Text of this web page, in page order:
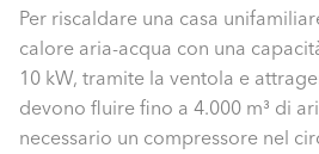
Per riscaldare una casa
calore aria-acqua con una
10 kW, tramite la ventola e
devono fluire fino a 4.000 m³ di
necessario un compressore nel